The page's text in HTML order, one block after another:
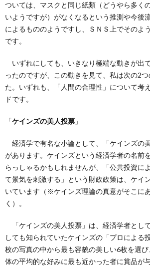
ついては、マスクと同じ紙類（どうやら多く
いようですが）がなくなるという推測や今後
によるもののようですし、ＳＮＳ上でそのよ
です。
いずれにしても、いきなり極端な動きが出
ったのですが、この動きを見て、私は次の2
た。いずれも、「人間の合理性」について考
ドです。
「ケインズの美人投票 」
経済学で有名な小論として、「ケインズの
があります。ケインズという経済学者の名前
らっしゃるかもしれませんが、「公共投資に
て景気を刺激する」という財政政策は、ケイ
いています（※ケインズ理論の真意がそこに
く）。
「ケインズの美人投票」は、経済学者とし
しても知られていたケインズの「プロによる
枚の写真の中から最も容貌の美しい6枚を選
体の平均的な好みに最も近かった者に賞品が